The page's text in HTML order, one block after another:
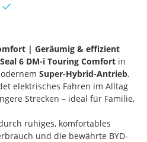
| Geräumig & effizient
Seal 6 DM-i Touring Comfort in
Super-Hybrid-Antrieb.
elektrisches Fahren im Alltag
Strecken – ideal für Familie,
ruhiges, komfortables
und die bewährte BYD-